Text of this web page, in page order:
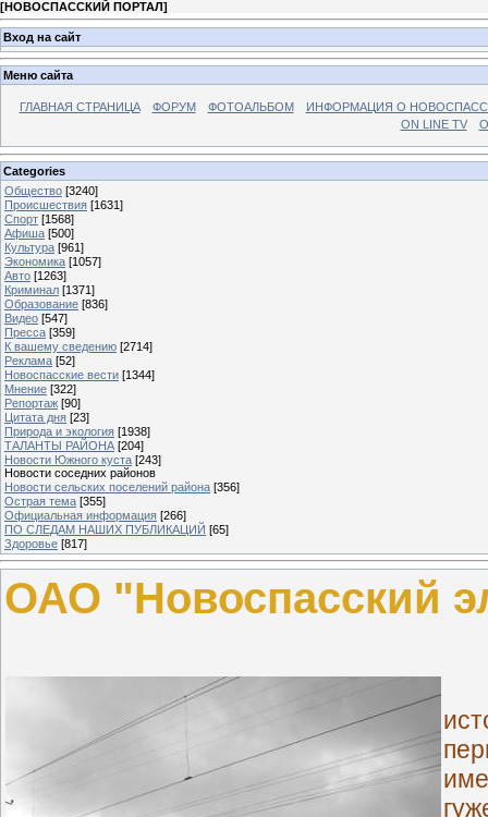
[НОВОСПАССКИЙ ПОРТАЛ]
Вход на сайт
Меню сайта
ГЛАВНАЯ СТРАНИЦА ФОРУМ ФОТОАЛЬБОМ
ИНФОРМАЦИЯ О
ON LINE TV
Categories
Общество [3240]
Происшествия [1631]
Спорт [1568]
Афиша [500]
Культура [961]
Экономика [1057]
Авто [1263]
Криминал [1371]
Образование [836]
Видео [547]
Пресса [359]
К вашему сведению [2714]
Реклама [52]
Новоспасские вести [1344]
Мнение [322]
Репортаж [90]
Цитата дня [23]
Природа и экология [1938]
ТАЛАНТЫ РАЙОНА [204]
Новости Южного куста [243]
Новости соседних районов
Новости сельских поселений района [356]
Острая тема [355]
Официальная информация [266]
ПО СЛЕДАМ НАШИХ ПУБЛИКАЦИЙ [65]
Здоровье [817]
ОАО "Новоспасский